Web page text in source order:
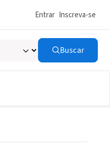
Entrar Inscreva-se
Buscar